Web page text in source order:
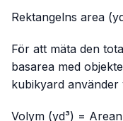
Rektangelns area
För att mäta den
basarea med
kubikyard använder
Volym (yd³) =